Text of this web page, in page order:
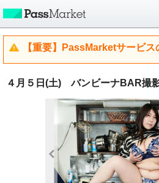
【重要】PassMarketサービス
４月５日(土) バンビーナBAR